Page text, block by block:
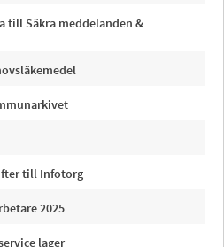
till Säkra meddelanden &
till Infotorg
2025
lager